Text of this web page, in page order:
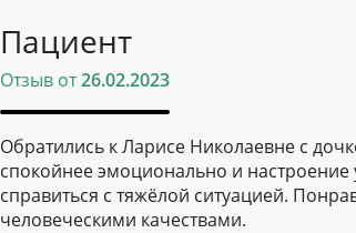
Пациент
Отзыв от26.02.2023
Обратились к Ларисе Николаевне с
спокойнее эмоционально и
справиться с тяжёлой ситуацией.
человеческими качествами.